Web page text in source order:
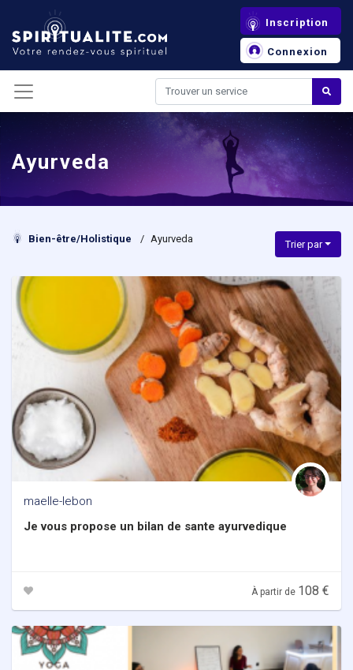
Inscription
Connexion
Ayurveda
Bien-être/Holistique / Ayurveda Trier par
maelle-lebon
Je vous propose un bilan de sante ayurvedique
À partir de 108 €